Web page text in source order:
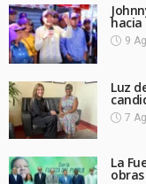
hacia
9
Luz
7
La